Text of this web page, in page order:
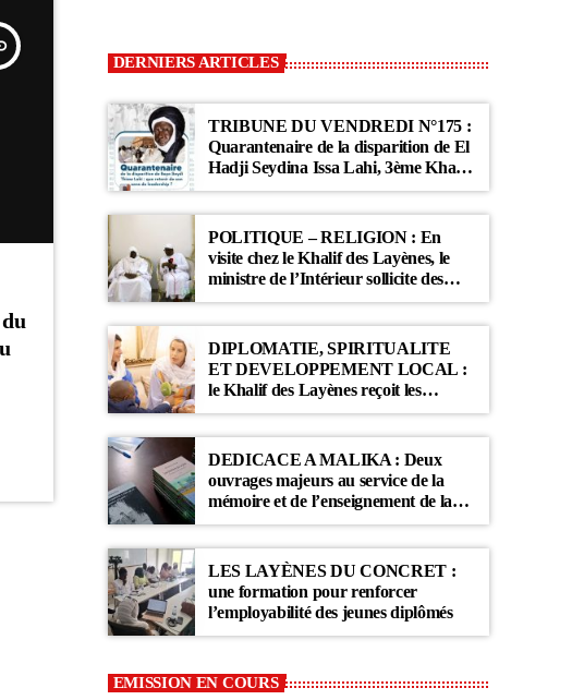
DERNIERS ARTICLES
TRIBUNE DU VENDREDI N°175 :
Quarantenaire de la disparition de El
Hadji Seydina Issa Lahi, 3ème Khalif
des Ahloulahi
POLITIQUE – RELIGION : En
visite chez le Khalif des Layènes, le
ministre de l’Intérieur sollicite des
prières pour le Sénégal
DIPLOMATIE, SPIRITUALITE
ET DEVELOPPEMENT LOCAL :
le Khalif des Layènes reçoit les
ambassadrices de Belgique et des
Pays-Bas
DEDICACE A MALIKA : Deux
ouvrages majeurs au service de la
mémoire et de l’enseignement de la
Communauté Layène
LES LAYÈNES DU CONCRET :
une formation pour renforcer
l’employabilité des jeunes diplômés
EMISSION EN COURS